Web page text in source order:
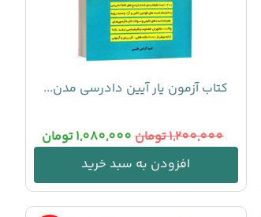
کتاب آزمون یار آیین دادرسی مدن...
1,200,000تومان 1,080,000تومان
افزودن به سبد خرید